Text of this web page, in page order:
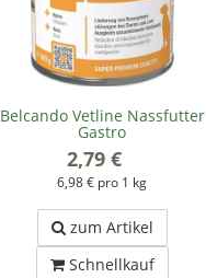
Belcando Vetline Nassfutter
Gastro
2,79 €
6,98 € pro 1 kg
zum Artikel
Schnellkauf